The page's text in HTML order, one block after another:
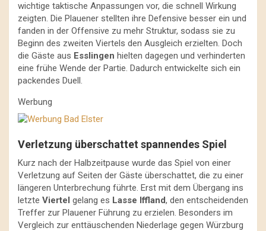
wichtige taktische Anpassungen vor, die schnell Wirkung
zeigten. Die Plauener stellten ihre Defensive besser ein und
fanden in der Offensive zu mehr Struktur, sodass sie zu
Beginn des zweiten Viertels den Ausgleich erzielten. Doch
die Gäste aus Esslingen hielten dagegen und verhinderten
eine frühe Wende der Partie. Dadurch entwickelte sich ein
packendes Duell.
Werbung
Verletzung überschattet spannendes Spiel
Kurz nach der Halbzeitpause wurde das Spiel von einer
Verletzung auf Seiten der Gäste überschattet, die zu einer
längeren Unterbrechung führte. Erst mit dem Übergang ins
letzte Viertel gelang es Lasse Iffland, den entscheidenden
Treffer zur Plauener Führung zu erzielen. Besonders im
Vergleich zur enttäuschenden Niederlage gegen Würzburg